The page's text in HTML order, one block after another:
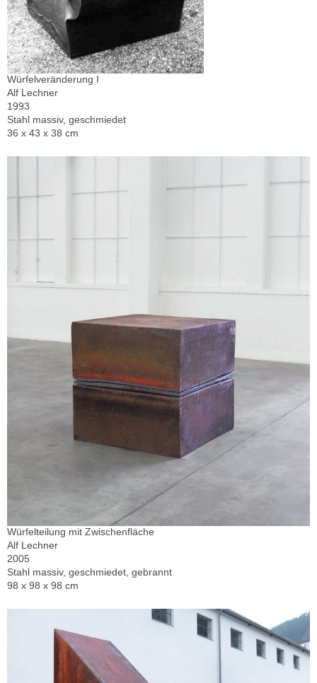
Würfelveränderung I
Alf Lechner
1993
Stahl massiv, geschmiedet
36 x 43 x 38 cm
Würfelteilung mit Zwischenfläche
Alf Lechner
2005
Stahl massiv, geschmiedet, gebrannt
98 x 98 x 98 cm